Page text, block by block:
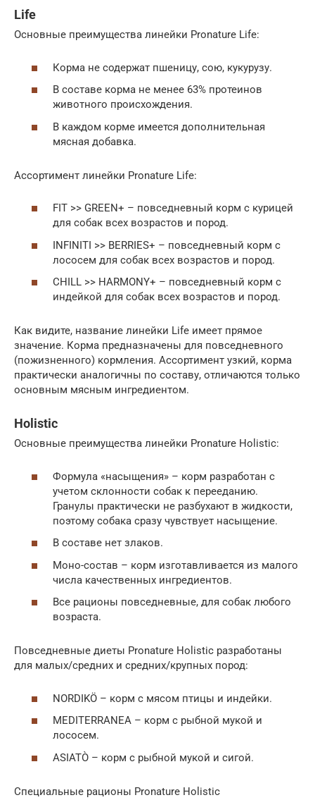
Life
Основные преимущества линейки Pronature Life:
Корма не содержат пшеницу, сою, кукурузу.
В составе корма не менее 63% протеинов
животного происхождения.
В каждом корме имеется дополнительная
мясная добавка.
Ассортимент линейки Pronature Life:
FIT >> GREEN+ – повседневный корм с курицей
для собак всех возрастов и пород.
INFINITI >> BERRIES+ – повседневный корм с
лососем для собак всех возрастов и пород.
CHILL >> HARMONY+ – повседневный корм с
индейкой для собак всех возрастов и пород.
Как видите, название линейки Life имеет прямое
значение. Корма предназначены для повседневного
(пожизненного) кормления. Ассортимент узкий, корма
практически аналогичны по составу, отличаются только
основным мясным ингредиентом.
Holistic
Основные преимущества линейки Pronature Holistic:
Формула «насыщения» – корм разработан с
учетом склонности собак к перееданию.
Гранулы практически не разбухают в жидкости,
поэтому собака сразу чувствует насыщение.
В составе нет злаков.
Моно-состав – корм изготавливается из малого
числа качественных ингредиентов.
Все рационы повседневные, для собак любого
возраста.
Повседневные диеты Pronature Holistic разработаны
для малых/средних и средних/крупных пород:
NORDIKÖ – корм с мясом птицы и индейки.
MEDITERRANEA – корм с рыбной мукой и
лососем.
ASIATÒ – корм с рыбной мукой и сигой.
Специальные рационы Pronature Holistic